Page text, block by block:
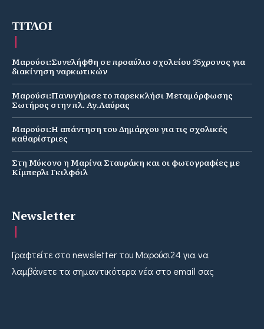
ΤΙΤΛΟΙ
Μαρούσι:Συνελήφθη σε προαύλιο σχολείου 35χρονος για
διακίνηση ναρκωτικών
Μαρούσι:Πανυγήρισε το παρεκκλήσι Μεταμόρφωσης
Σωτήρος στην πλ. Αγ.Λαύρας
Μαρούσι:Η απάντηση του Δημάρχου για τις σχολικές
καθαρίστριες
Στη Μύκονο η Μαρίνα Σταυράκη και οι φωτογραφίες με
Κίμπερλι Γκιλφόιλ
Newsletter
Γραφτείτε στο newsletter του Μαρούσι24 για να
λαμβάνετε τα σημαντικότερα νέα στο email σας